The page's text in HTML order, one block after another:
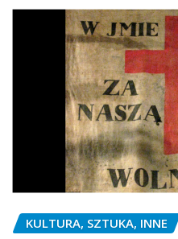
KULTURA, SZTUKA, INNE